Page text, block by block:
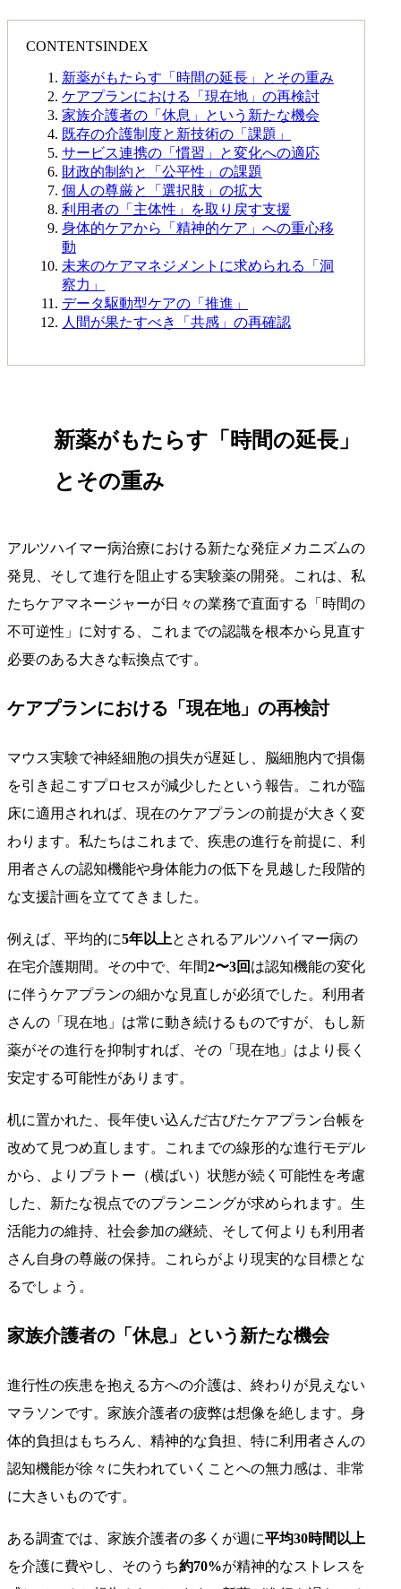
CONTENTSINDEX
新薬がもたらす「時間の延長」とその重み
ケアプランにおける「現在地」の再検討
家族介護者の「休息」という新たな機会
既存の介護制度と新技術の「課題」
サービス連携の「慣習」と変化への適応
財政的制約と「公平性」の課題
個人の尊厳と「選択肢」の拡大
利用者の「主体性」を取り戻す支援
身体的ケアから「精神的ケア」への重心移
動
未来のケアマネジメントに求められる「洞
察力」
データ駆動型ケアの「推進」
人間が果たすべき「共感」の再確認
新薬がもたらす「時間の延長」
とその重み
アルツハイマー病治療における新たな発症メカニズムの
発見、そして進行を阻止する実験薬の開発。これは、私
たちケアマネージャーが日々の業務で直面する「時間の
不可逆性」に対する、これまでの認識を根本から見直す
必要のある大きな転換点です。
ケアプランにおける「現在地」の再検討
マウス実験で神経細胞の損失が遅延し、脳細胞内で損傷
を引き起こすプロセスが減少したという報告。これが臨
床に適用されれば、現在のケアプランの前提が大きく変
わります。私たちはこれまで、疾患の進行を前提に、利
用者さんの認知機能や身体能力の低下を見越した段階的
な支援計画を立ててきました。
例えば、平均的に5年以上とされるアルツハイマー病の
在宅介護期間。その中で、年間2〜3回 は認知機能の変化
に伴うケアプランの細かな見直しが必須でした。利用者
さんの「現在地」は常に動き続けるものですが、もし新
薬がその進行を抑制すれば、その「現在地」はより長く
安定する可能性があります。
机に置かれた、長年使い込んだ古びたケアプラン台帳を
改めて見つめ直します。これまでの線形的な進行モデル
から、よりプラトー（横ばい）状態が続く可能性を考慮
した、新たな視点でのプランニングが求められます。生
活能力の維持、社会参加の継続、そして何よりも利用者
さん自身の尊厳の保持。これらがより現実的な目標とな
るでしょう。
家族介護者の「休息」という新たな機会
進行性の疾患を抱える方への介護は、終わりが見えない
マラソンです。家族介護者の疲弊は想像を絶します。身
体的負担はもちろん、精神的な負担、特に利用者さんの
認知機能が徐々に失われていくことへの無力感は、非常
に大きいものです。
ある調査では、家族介護者の多くが週に平均30時間以上
を介護に費やし、そのうち約70%が精神的なストレスを